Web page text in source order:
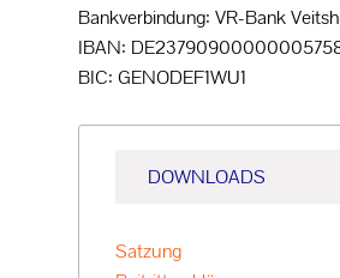
Bankverbindung: VR-Bank
IBAN:
BIC: GENODEF1WU1
DOWNLOADS
Satzung